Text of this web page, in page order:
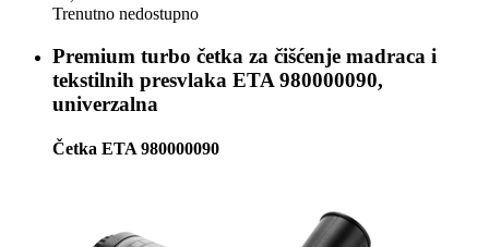
Trenutno nedostupno
Premium turbo četka za čišćenje madraca i
tekstilnih presvlaka ETA 980000090,
univerzalna
Četka ETA 980000090